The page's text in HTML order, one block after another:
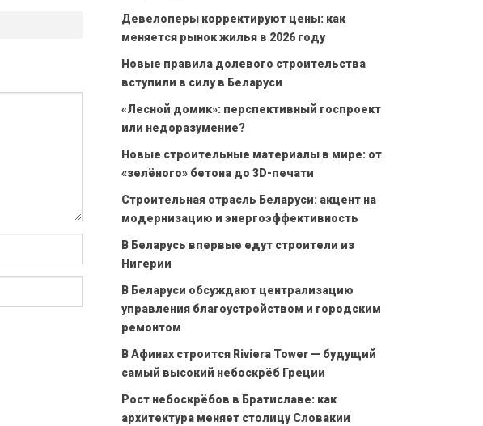
Девелоперы корректируют цены: как
меняется рынок жилья в 2026 году
Новые правила долевого строительства
вступили в силу в Беларуси
«Лесной домик»: перспективный госпроект
или недоразумение?
Новые строительные материалы в мире: от
«зелёного» бетона до 3D-печати
Строительная отрасль Беларуси: акцент на
модернизацию и энергоэффективность
В Беларусь впервые едут строители из
Нигерии
В Беларуси обсуждают централизацию
управления благоустройством и городским
ремонтом
В Афинах строится Riviera Tower — будущий
самый высокий небоскрёб Греции
Рост небоскрёбов в Братиславе: как
архитектура меняет столицу Словакии